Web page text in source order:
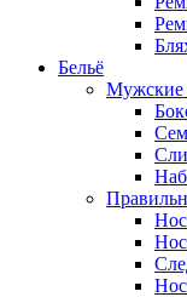
Бельё
Мужские